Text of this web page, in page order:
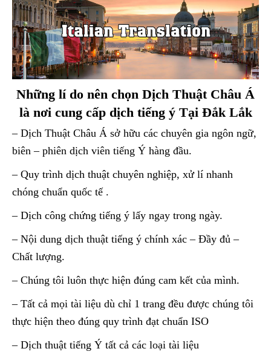
Những lí do nên chọn Dịch Thuật Châu Á
là nơi cung cấp dịch tiếng ý Tại Đắk Lắk
– Dịch Thuật Châu Á sở hữu các chuyên gia ngôn ngữ,
biên – phiên dịch viên tiếng Ý hàng đầu.
– Quy trình dịch thuật chuyên nghiệp, xử lí nhanh
chóng chuẩn quốc tế .
– Dịch công chứng tiếng ý lấy ngay trong ngày.
– Nội dung dịch thuật tiếng ý chính xác – Đầy đủ –
Chất lượng.
– Chúng tôi luôn thực hiện đúng cam kết của mình.
– Tất cả mọi tài liệu dù chỉ 1 trang đều được chúng tôi
thực hiện theo đúng quy trình đạt chuẩn ISO
– Dịch thuật tiếng Ý tất cả các loại tài liệu